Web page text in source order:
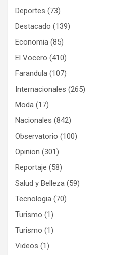
Deportes (73)
Destacado (139)
Economia (85)
El Vocero (410)
Farandula (107)
Internacionales (265)
Moda (17)
Nacionales (842)
Observatorio (100)
Opinion (301)
Reportaje (58)
Salud y Belleza (59)
Tecnologia (70)
Turismo (1)
Turismo (1)
Videos (1)